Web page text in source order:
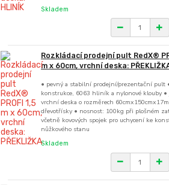
Skladem
Rozkládací prodejní pult RedX®
m x 60cm, vrchní deska:
• pevný a stabilní prodejní/prezentační pult
konstrukce, 6063 hliník a nylonové klouby •
vrchní deska o rozměrech
dřevotřísky • nosnost: 100kg při plošném
včetně kovových spojek pro uchycení ke
nůžkového stanu
Skladem